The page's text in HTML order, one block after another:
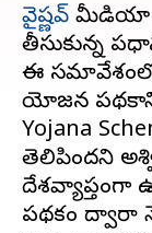
వైష్ణవ్ మీడియా
తీసుకున్న
ఈ సమావేశంలో
యోజన పథకానికి
Yojana
తెలిపిందని
దేశవ్యాప్తంగా
పథకం ద్వారా